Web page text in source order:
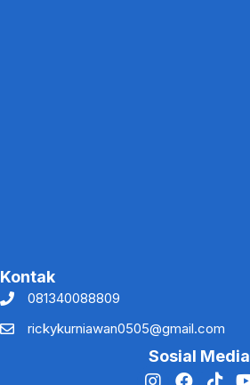
Kontak
081340088809
rickykurniawan0505@gmail.com
Sosial Media